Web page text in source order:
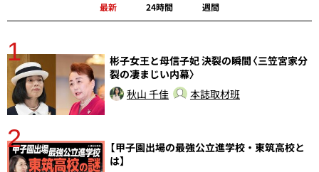
最新 24時間 週間
1
彬子女王と母信子妃 決裂の瞬間〈三笠宮家分
裂の凄まじい内幕〉
秋山 千佳
本誌取材班
2
【甲子園出場の最強公立進学校・東筑高校と
は】